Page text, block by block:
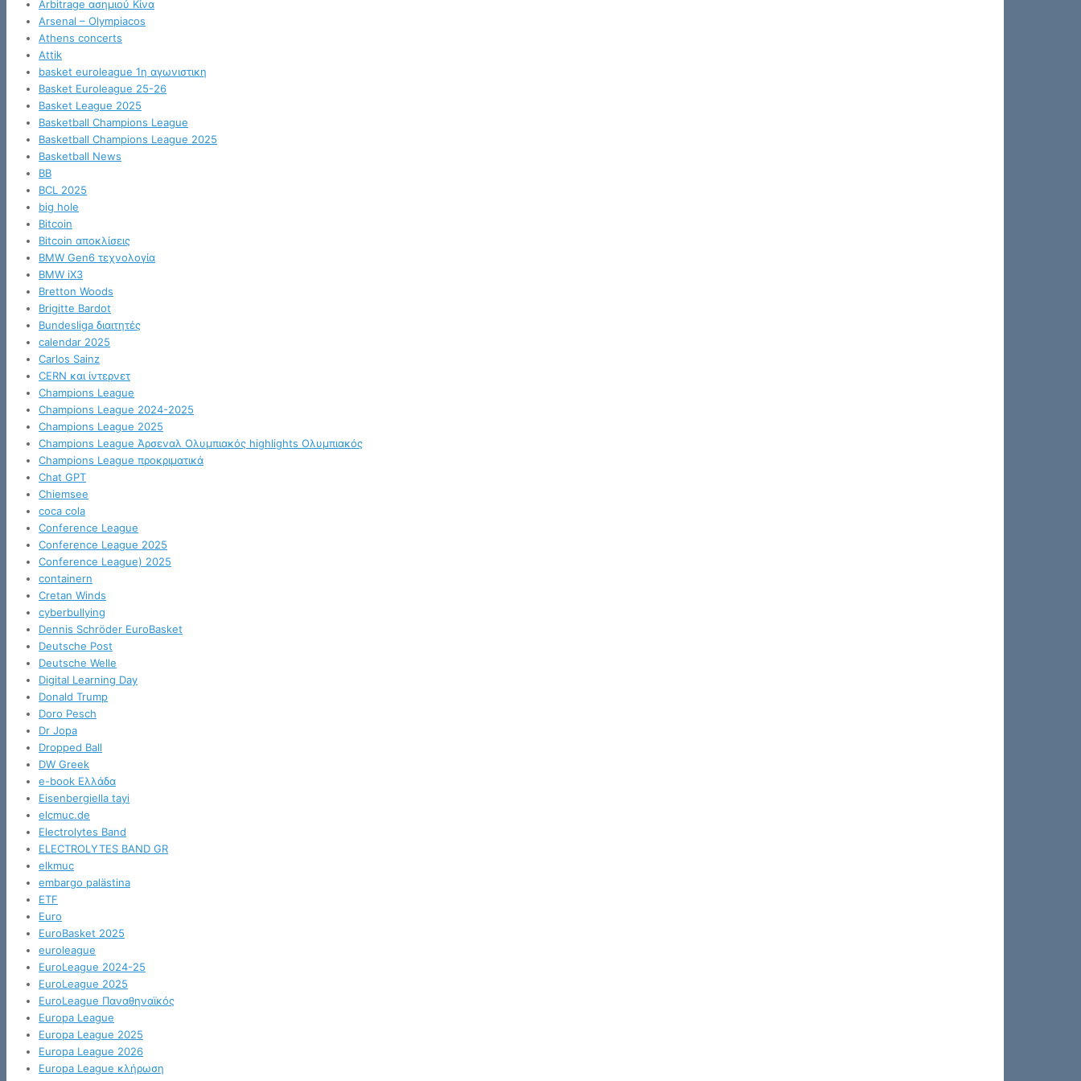
Arbitrage ασημιού Κίνα
Arsenal – Olympiacos
Athens concerts
Attik
basket euroleague 1η αγωνιστικη
Basket Euroleague 25-26
Basket League 2025
Basketball Champions League
Basketball Champions League 2025
Basketball News
BB
BCL 2025
big hole
Bitcoin
Bitcoin αποκλίσεις
BMW Gen6 τεχνολογία
BMW iX3
Bretton Woods
Brigitte Bardot
Bundesliga διαιτητές
calendar 2025
Carlos Sainz
CERN και ίντερνετ
Champions League
Champions League 2024-2025
Champions League 2025
Champions League Άρσεναλ Ολυμπιακός highlights Ολυμπιακός
Champions League προκριματικά
Chat GPT
Chiemsee
coca cola
Conference League
Conference League 2025
Conference League) 2025
containern
Cretan Winds
cyberbullying
Dennis Schröder EuroBasket
Deutsche Post
Deutsche Welle
Digital Learning Day
Donald Trump
Doro Pesch
Dr Jopa
Dropped Ball
DW Greek
e-book Ελλάδα
Eisenbergiella tayi
elcmuc.de
Electrolytes Band
ELECTROLYTES BAND GR
elkmuc
embargo palästina
ETF
Euro
EuroBasket 2025
euroleague
EuroLeague 2024-25
EuroLeague 2025
EuroLeague Παναθηναϊκός
Europa League
Europa League 2025
Europa League 2026
Europa League κλήρωση